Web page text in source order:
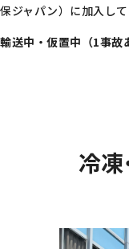
保ジャパン）に加入して
輸送中・仮置中（1事
冷凍